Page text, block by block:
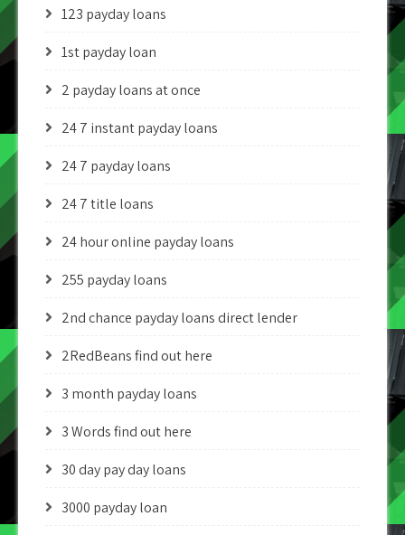
123 payday loans
1st payday loan
2 payday loans at once
24 7 instant payday loans
24 7 payday loans
24 7 title loans
24 hour online payday loans
255 payday loans
2nd chance payday loans direct lender
2RedBeans find out here
3 month payday loans
3 Words find out here
30 day pay day loans
3000 payday loan